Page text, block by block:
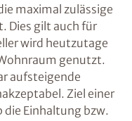
maximal zulässige
Dies gilt auch für
wird heutzutage
genutzt.
aufsteigende
Ziel einer
Einhaltung bzw.